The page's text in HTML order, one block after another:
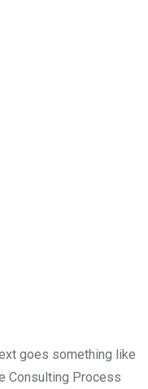
goes something like
Consulting Process